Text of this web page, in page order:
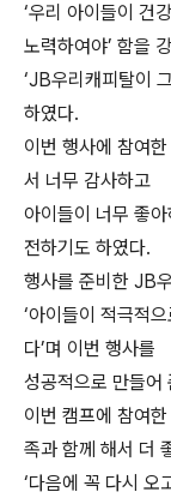
‘우리 아이들이 건
노력하여야’ 함을
‘JB우리캐피탈이
하였다.
이번 행사에 참여
서 너무 감사하고
아이들이 너무 좋
전하기도 하였다.
행사를 준비한 JB
‘아이들이 적극적
다’며 이번 행사를
성공적으로 만들어
이번 캠프에 참여
족과 함께 해서 더
‘다음에 꼭 다시 오